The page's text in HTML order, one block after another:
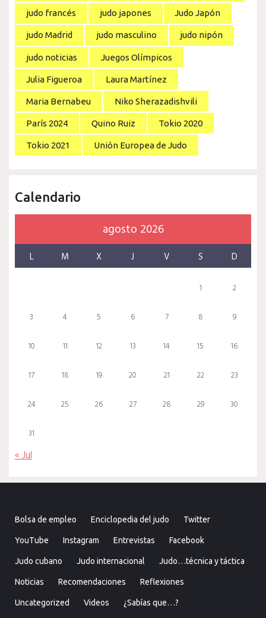
judo francés judo japones Judo Japón
judo Madrid judo masculino judo nipón
judo noticias Juegos Olímpicos
Julia Figueroa Laura Martínez
Maria Bernabeu Niko Sherazadishvili
París 2024 Quino Ruiz Tokio 2020
Tokio 2021 Unión Europea de Judo
Calendario
agosto 2026
L M X J V S D
1 2
3 4 5 6 7 8 9
10 11 12 13 14 15 16
17 18 19 20 21 22 23
24 25 26 27 28 29 30
31
« Jul
Bolsa de empleo Enciclopedia del judo Twitter
YouTube Instagram Entrevistas Facebook
Judo cubano Judo internacional Judo…técnica y táctica
Noticias Recomendaciones Reflexiones
Uncategorized Videos ¿Sabías que…?